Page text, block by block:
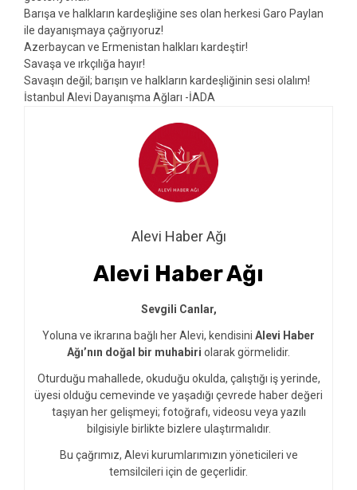
Barışa ve halkların kardeşliğine ses olan herkesi Garo Paylan
ile dayanışmaya çağrıyoruz!
Azerbaycan ve Ermenistan halkları kardeştir!
Savaşa ve ırkçılığa hayır!
Savaşın değil; barışın ve halkların kardeşliğinin sesi olalım!
İstanbul Alevi Dayanışma Ağları -İADA
Alevi Haber Ağı
Alevi Haber Ağı
Sevgili Canlar,
Yoluna ve ikrarına bağlı her Alevi, kendisini Alevi Haber
Ağı’nın doğal bir muhabiri olarak görmelidir.
Oturduğu mahallede, okuduğu okulda, çalıştığı iş yerinde,
üyesi olduğu cemevinde ve yaşadığı çevrede haber değeri
taşıyan her gelişmeyi; fotoğrafı, videosu veya yazılı
bilgisiyle birlikte bizlere ulaştırmalıdır.
Bu çağrımız, Alevi kurumlarımızın yöneticileri ve
temsilcileri için de geçerlidir.